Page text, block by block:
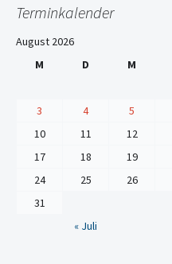
Terminkalender
August 2026
M
D M
3
4 5
10
11 12
17
18 19
24
25 26
31
« Juli